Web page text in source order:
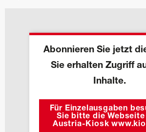
Abonnieren Sie jetzt
Sie erhalten Zugriff
Inhalte.
Für Einzelausgaben
Sie bitte die Webseite
Austria-Kiosk